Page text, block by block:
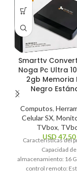
Smarttv
Noga Pc Ultra
2gb Memoria
Negro
Computos,
Celular SX,
TVbox,
USD 47,50
Características del
Capacidad de
almacenamiento: 16
control remoto: